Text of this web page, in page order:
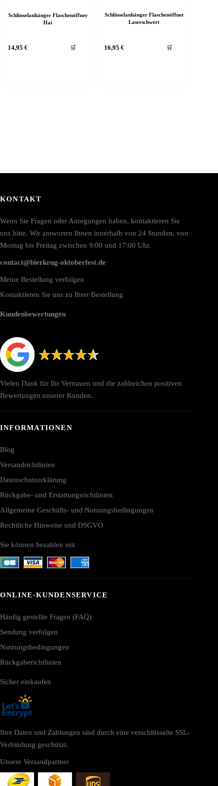
Schlüsselanhänger Flaschenöffner
Hai
14,95 € 🛒
Schlüsselanhänger Flaschenöffner
Laserschwert
16,95 € 🛒
KONTAKT
Wenn Sie Fragen oder Anregungen haben, kontaktieren Sie
uns bitte. Wir antworten Ihnen innerhalb von 24 Stunden, von
Montag bis Freitag zwischen 9:00 und 17:00 Uhr.
contact@bierkrug-oktoberfest.de
Meine Bestellung verfolgen
Kontaktieren Sie uns zu Ihrer Bestellung
Kundenbewertungen
Vielen Dank für Ihr Vertrauen und die zahlreichen positiven
Bewertungen unserer Kunden.
INFORMATIONEN
Blog
Versandrichtlinien
Datenschutzerklärung
Rückgabe- und Erstattungsrichtlinien
Allgemeine Geschäfts- und Nutzungsbedingungen
Rechtliche Hinweise und DSGVO
Sie können bezahlen mit
ONLINE-KUNDENSERVICE
Häufig gestellte Fragen (FAQ)
Sendung verfolgen
Nutzungsbedingungen
Rückgaberichtlinien
Sicher einkaufen
Ihre Daten und Zahlungen sind durch eine verschlüsselte SSL-
Verbindung geschützt.
Unsere Versandpartner